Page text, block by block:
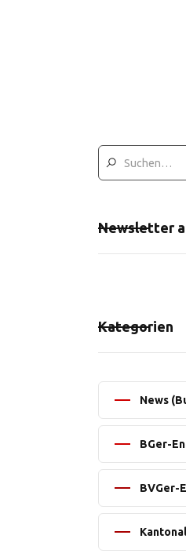
Newsletter
Kategorien
News
BGer-
BVGer-